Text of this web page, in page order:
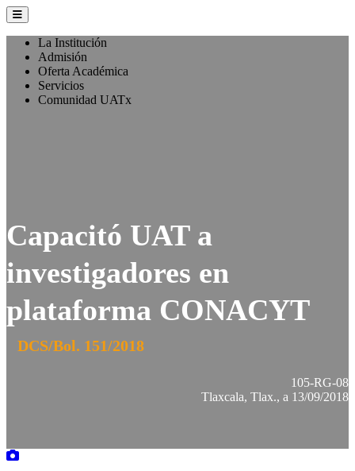
La Institución
Admisión
Oferta Académica
Servicios
Comunidad UATx
Capacitó UAT a
investigadores en
plataforma CONACYT
DCS/Bol. 151/2018
105-RG-08
Tlaxcala, Tlax., a 13/09/2018